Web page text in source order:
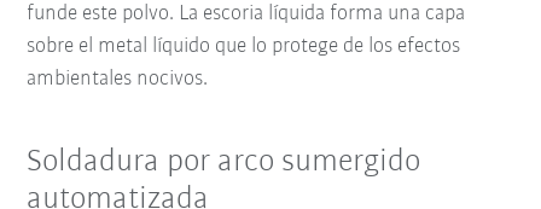
funde este polvo. La escoria líquida forma una capa
sobre el metal líquido que lo protege de los efectos
ambientales nocivos.
Soldadura por arco sumergido
automatizada